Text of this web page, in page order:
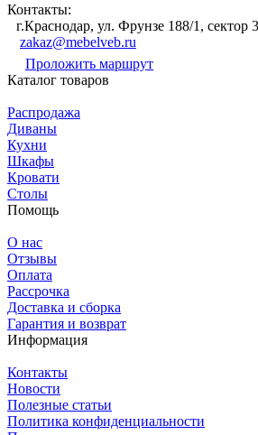
Контакты:
г.Краснодар, ул. Фрунзе 188/1, сектор
zakaz@mebelveb.ru
Проложить маршрут
Каталог товаров
Распродажа
Диваны
Кухни
Шкафы
Кровати
Столы
Помощь
О нас
Отзывы
Оплата
Рассрочка
Доставка и сборка
Гарантия и возврат
Информация
Контакты
Новости
Полезные статьи
Политика конфиденциальности